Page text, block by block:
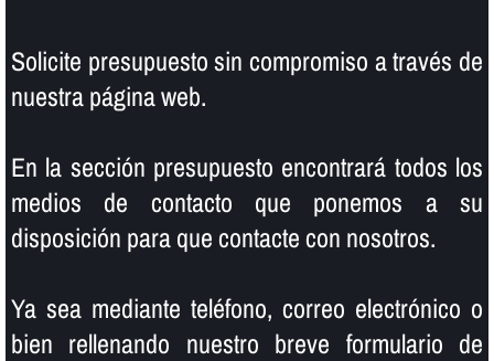
Solicite presupuesto sin compromiso a través de
nuestra página web.
En la sección presupuesto encontrará todos los
medios de contacto que ponemos a su
disposición para que contacte con nosotros.
Ya sea mediante teléfono, correo electrónico o
bien rellenando nuestro breve formulario de